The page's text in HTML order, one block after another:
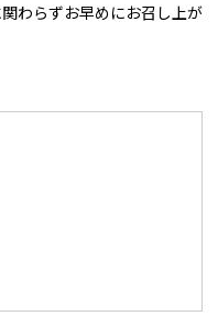
わらずお早めにお召し上が